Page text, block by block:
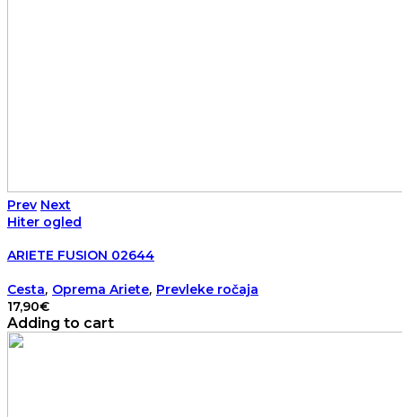
Prev Next
Hiter ogled
ARIETE FUSION 02644
Cesta, Oprema Ariete, Prevleke ročaja
17,90€
Adding to cart